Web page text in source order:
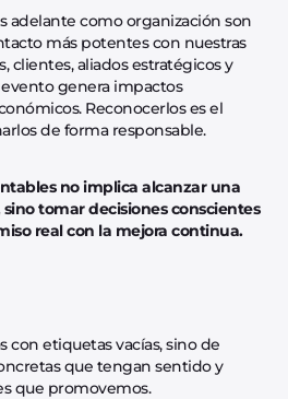
adelante como organización son
más potentes con nuestras
clientes, aliados estratégicos y
genera impactos
Reconocerlos es el
de forma responsable.
no implica alcanzar una
tomar decisiones conscientes
real con la mejora continua.
con etiquetas vacías, sino de
que tengan sentido y
que promovemos.